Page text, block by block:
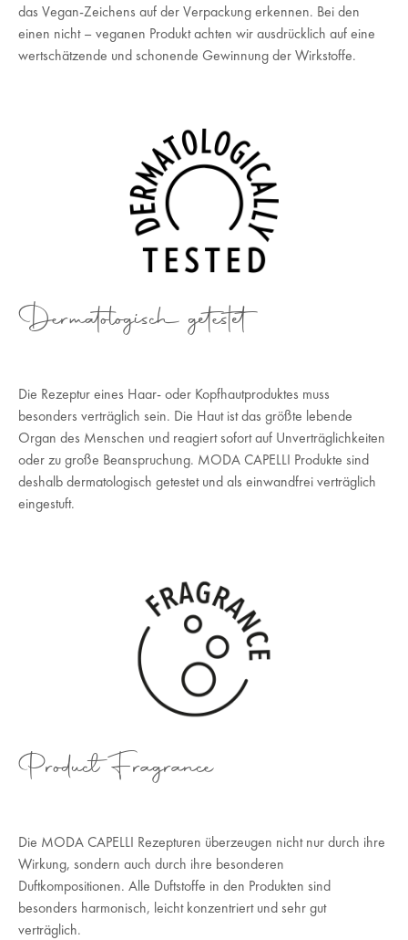
das Vegan-Zeichens auf der Verpackung erkennen. Bei den
einen nicht – veganen Produkt achten wir ausdrücklich auf eine
wertschätzende und schonende Gewinnung der Wirkstoffe.
Dermatologisch getestet
Die Rezeptur eines Haar- oder Kopfhautproduktes muss
besonders verträglich sein. Die Haut ist das größte lebende
Organ des Menschen und reagiert sofort auf Unverträglichkeiten
oder zu große Beanspruchung. MODA CAPELLI Produkte sind
deshalb dermatologisch getestet und als einwandfrei verträglich
eingestuft.
Product Fragrance
Die MODA CAPELLI Rezepturen überzeugen nicht nur durch ihre
Wirkung, sondern auch durch ihre besonderen
Duftkompositionen. Alle Duftstoffe in den Produkten sind
besonders harmonisch, leicht konzentriert und sehr gut
verträglich.